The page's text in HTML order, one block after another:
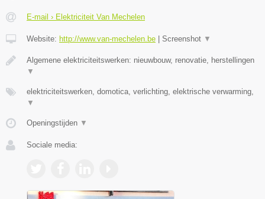
E-mail › Elektriciteit Van Mechelen
Website: http://www.van-mechelen.be | Screenshot ▼
Algemene elektriciteitswerken: nieuwbouw, renovatie, herstellingen
▼
elektriciteitswerken, domotica, verlichting, elektrische verwarming,
▼
Openingstijden ▼
Sociale media: